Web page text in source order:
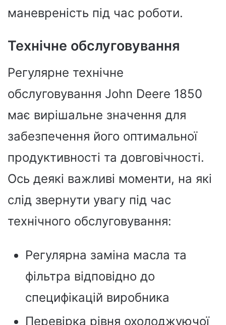
маневреність під час роботи.
Технічне обслуговування
Регулярне технічне
обслуговування John Deere 1850
має вирішальне значення для
забезпечення його оптимальної
продуктивності та довговічності.
Ось деякі важливі моменти, на які
слід звернути увагу під час
технічного обслуговування:
Регулярна заміна масла та
фільтра відповідно до
специфікацій виробника
Перевірка рівня охолоджуючої